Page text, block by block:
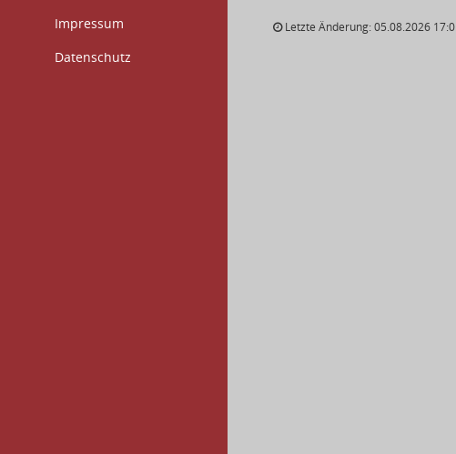
Impressum
Datenschutz
Letzte Änderung: 05.08.2026